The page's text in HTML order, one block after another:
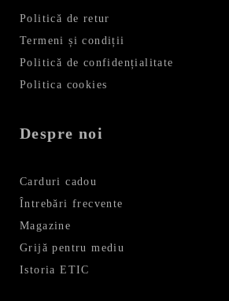
Politică de retur
Termeni și condiții
Politică de confidențialitate
Politica cookies
Despre noi
Carduri cadou
Întrebări frecvente
Magazine
Grijă pentru mediu
Istoria ETIC